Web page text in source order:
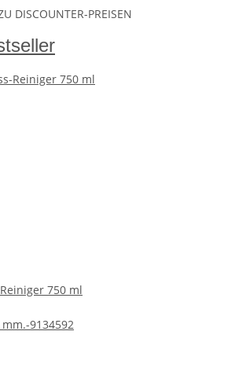
DISCOUNTER-PREISEN
750 ml